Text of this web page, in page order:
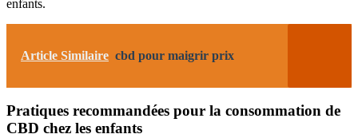
enfants.
Article Similaire cbd pour maigrir prix
Pratiques recommandées pour la consommation de
CBD chez les enfants